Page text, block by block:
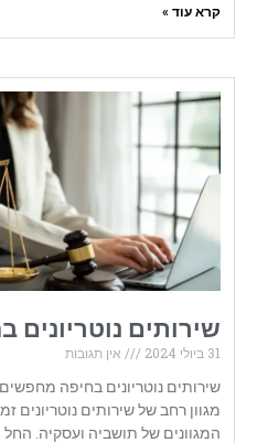
קרא עוד »
שירותים נוטריונים
31 ביולי 2024
אין תגובות
שירותים נוטריונים בחיפה
מגוון רחב של שירותים נוטריונים
המגוונים של תושביה ועסקיה.